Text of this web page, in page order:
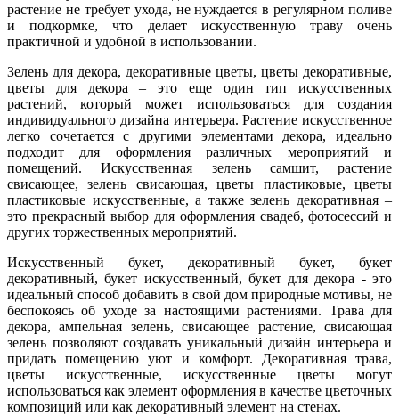
растение не требует ухода, не нуждается в регулярном поливе
и подкормке, что делает искусственную траву очень
практичной и удобной в использовании.
Зелень для декора, декоративные цветы, цветы декоративные,
цветы для декора – это еще один тип искусственных
растений, который может использоваться для создания
индивидуального дизайна интерьера. Растение искусственное
легко сочетается с другими элементами декора, идеально
подходит для оформления различных мероприятий и
помещений. Искусственная зелень самшит, растение
свисающее, зелень свисающая, цветы пластиковые, цветы
пластиковые искусственные, а также зелень декоративная –
это прекрасный выбор для оформления свадеб, фотосессий и
других торжественных мероприятий.
Искусственный букет, декоративный букет, букет
декоративный, букет искусственный, букет для декора - это
идеальный способ добавить в свой дом природные мотивы, не
беспокоясь об уходе за настоящими растениями. Трава для
декора, ампельная зелень, свисающее растение, свисающая
зелень позволяют создавать уникальный дизайн интерьера и
придать помещению уют и комфорт. Декоративная трава,
цветы искусственные, искусственные цветы могут
использоваться как элемент оформления в качестве цветочных
композиций или как декоративный элемент на стенах.